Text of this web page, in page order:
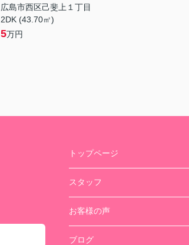
広島市西区己斐上１丁目
2DK (43.70㎡)
5万円
トップページ
スタッフ
お客様の声
ブログ